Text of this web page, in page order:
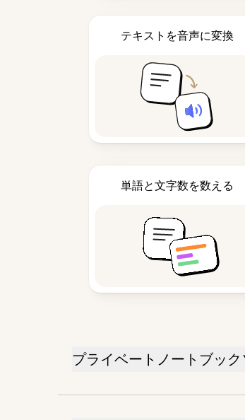
テキストを音声に変換
単語と文字数を数える
プライベートノートブッ